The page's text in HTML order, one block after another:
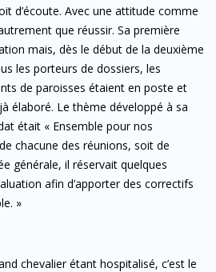
d’écoute. Avec une attitude comme
que réussir. Sa première
mais, dès le début de la deuxième
les porteurs de dossiers, les
de paroisses étaient en poste et
élaboré. Le thème développé à sa
était « Ensemble pour nos
chacune des réunions, soit de
générale, il réservait quelques
afin d’apporter des correctifs
»
chevalier étant hospitalisé, c’est le